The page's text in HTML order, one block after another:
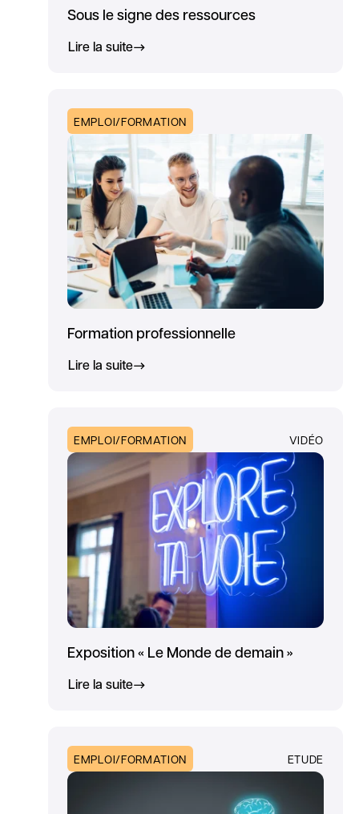
Sous le signe des ressources
Lire la suite
EMPLOI/FORMATION
Formation professionnelle
Lire la suite
EMPLOI/FORMATION VIDÉO
Exposition « Le Monde de demain »
Lire la suite
EMPLOI/FORMATION ETUDE